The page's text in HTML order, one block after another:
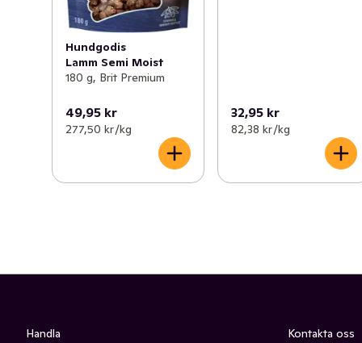
Hundgodis
Lamm Semi Moist
180 g, Brit Premium
49,95 kr
277,50 kr /kg
32,95 kr
82,38 kr /kg
Handla Kontakta oss